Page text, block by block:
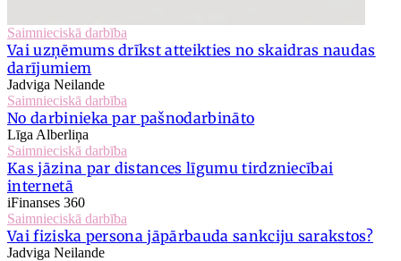
Saimnieciskā darbība
Vai uzņēmums drīkst atteikties no skaidras naudas
darījumiem
Jadviga Neilande
Saimnieciskā darbība
No darbinieka par pašnodarbināto
Līga Alberliņa
Saimnieciskā darbība
Kas jāzina par distances līgumu tirdzniecībai
internetā
iFinanses 360
Saimnieciskā darbība
Vai fiziska persona jāpārbauda sankciju sarakstos?
Jadviga Neilande